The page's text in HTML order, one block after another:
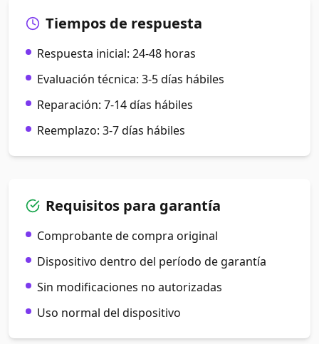
Tiempos de respuesta
Respuesta inicial: 24-48 horas
Evaluación técnica: 3-5 días hábiles
Reparación: 7-14 días hábiles
Reemplazo: 3-7 días hábiles
Requisitos para garantía
Comprobante de compra original
Dispositivo dentro del período de garantía
Sin modificaciones no autorizadas
Uso normal del dispositivo